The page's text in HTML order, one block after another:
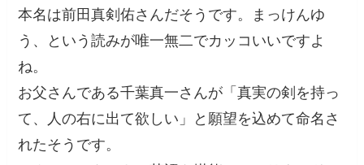
本名は前田真剣佑さんだそうです。まっけんゆ
う、という読みが唯一無二でカッコいいですよ
ね。
お父さんである千葉真一さんが「真実の剣を持っ
て、人の右に出て欲しい」と願望を込めて命名さ
れたそうです。